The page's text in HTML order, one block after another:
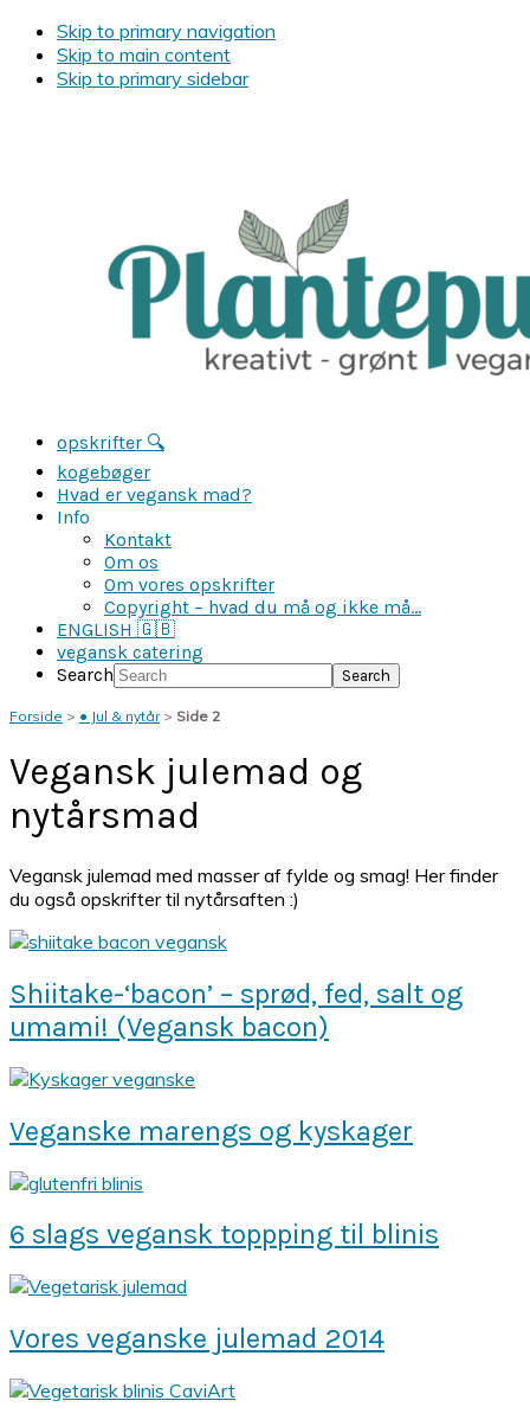
Skip to primary navigation
Skip to main content
Skip to primary sidebar
opskrifter 🔍
kogebøger
Hvad er vegansk mad?
Info
Kontakt
Om os
Om vores opskrifter
Copyright – hvad du må og ikke må…
ENGLISH 🇬🇧
vegansk catering
Search
Forside > ● Jul & nytår> Side 2
Vegansk julemad og
nytårsmad
Vegansk julemad med masser af fylde og smag! Her finder
du også opskrifter til nytårsaften :)
Shiitake-‘bacon’ – sprød, fed, salt og
umami! (Vegansk bacon)
Veganske marengs og kyskager
6 slags vegansk toppping til blinis
Vores veganske julemad 2014